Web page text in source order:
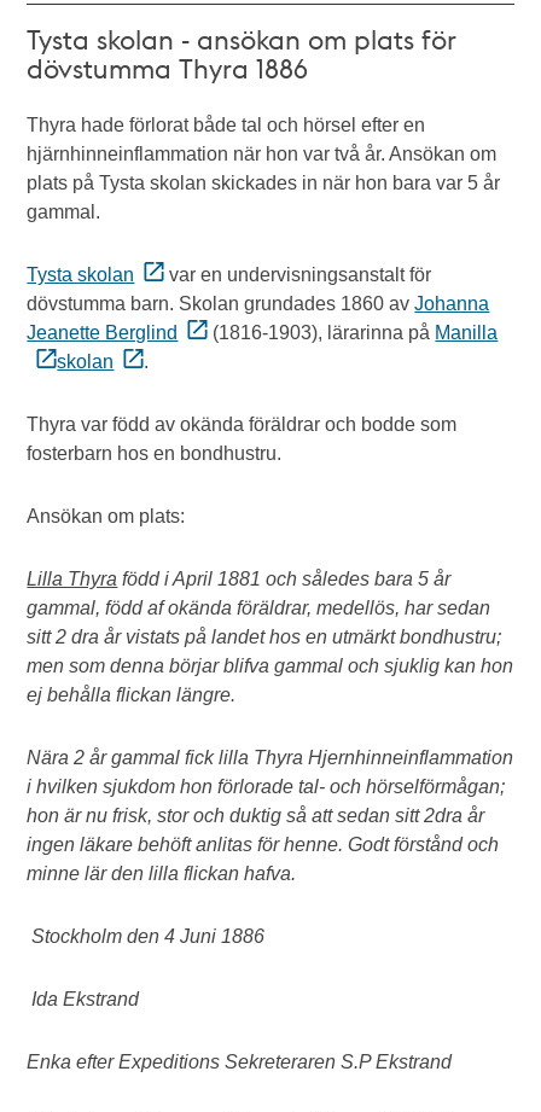
Tysta skolan - ansökan om plats för
dövstumma Thyra 1886
Thyra hade förlorat både tal och hörsel efter en
hjärnhinneinflammation när hon var två år. Ansökan om
plats på Tysta skolan skickades in när hon bara var 5 år
gammal.
Tysta skolan
var en undervisningsanstalt för
dövstumma barn. Skolan grundades 1860 avJohanna
Jeanette Berglind
(1816-1903), lärarinna på Manilla
skolan
.
Thyra var född av okända föräldrar och bodde som
fosterbarn hos en bondhustru.
Ansökan om plats:
Lilla Thyra född i April 1881 och således bara 5 år
gammal, född af okända föräldrar, medellös, har sedan
sitt 2 dra år vistats på landet hos en utmärkt bondhustru;
men som denna börjar blifva gammal och sjuklig kan hon
ej behålla flickan längre.
Nära 2 år gammal fick lilla Thyra Hjernhinneinflammation
i hvilken sjukdom hon förlorade tal- och hörselförmågan;
hon är nu frisk, stor och duktig så att sedan sitt 2dra år
ingen läkare behöft anlitas för henne. Godt förstånd och
minne lär den lilla flickan hafva.
Stockholm den 4 Juni 1886
Ida Ekstrand
Enka efter Expeditions Sekreteraren S.P Ekstrand